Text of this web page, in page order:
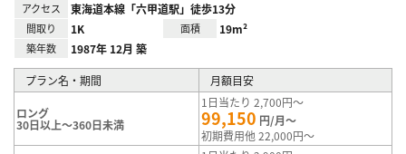
アクセス 東海道本線「六甲道駅」徒歩13分
間取り 1K 面積 19m²
築年数 1987年 12月 築
プラン名・期間 月額目安
ロング
30日以上～360日未満
1日当たり 2,700円～
99,150 円/月～
初期費用他 22,000円～